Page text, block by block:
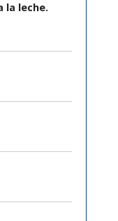
la leche.